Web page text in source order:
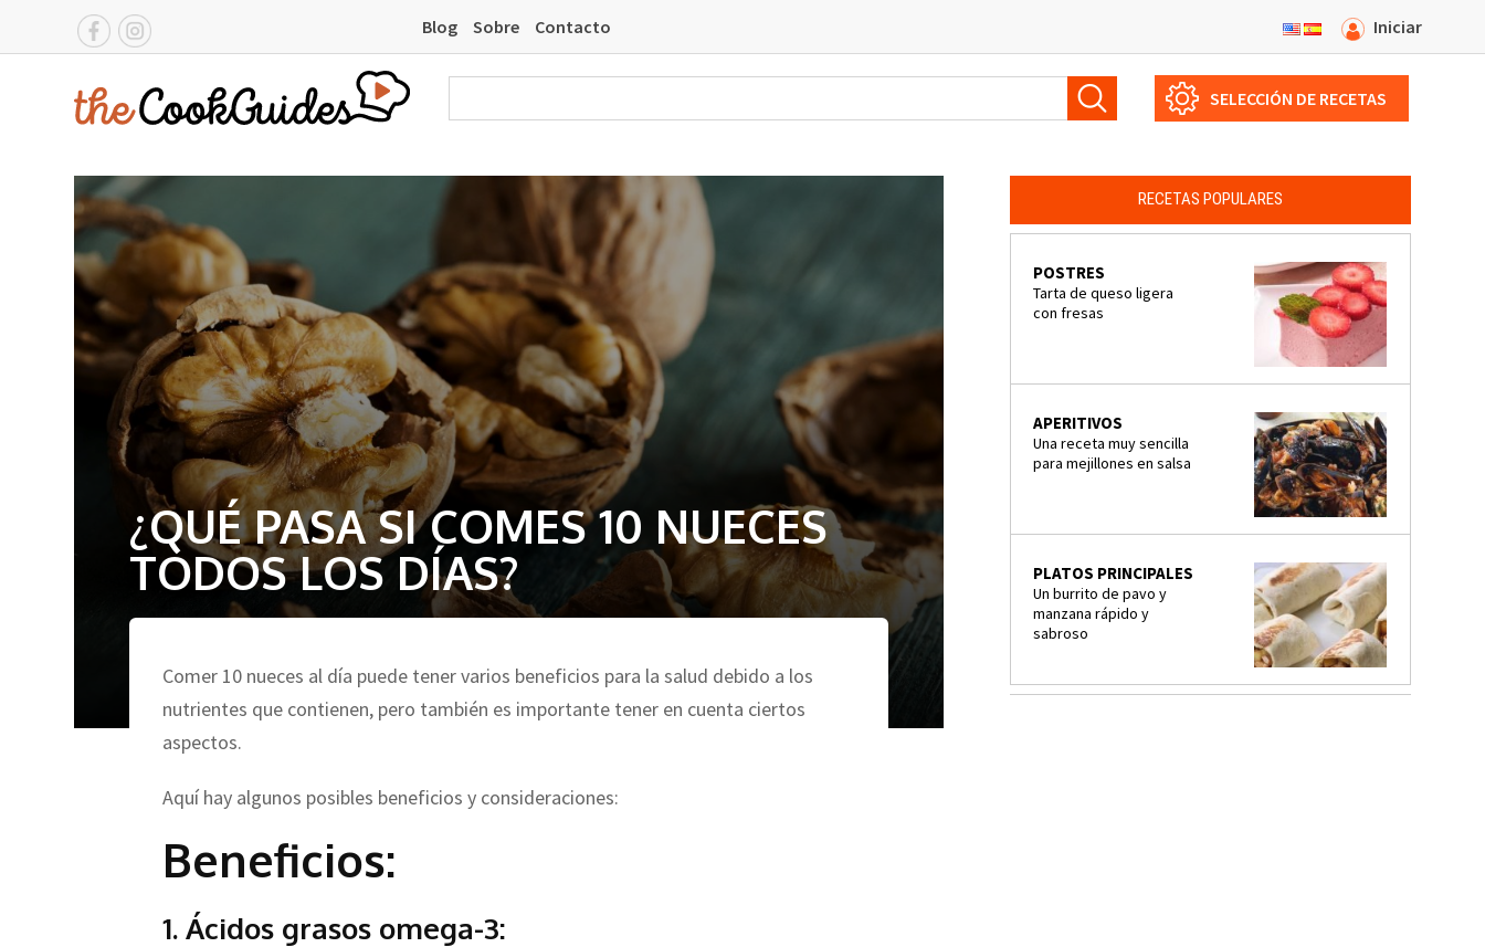
Blog Sobre Contacto Iniciar
SELECCIÓN DE RECETAS
¿QUÉ PASA SI COMES 10 NUECES
TODOS LOS DÍAS?
Comer 10 nueces al día puede tener varios beneficios para la salud debido a los
nutrientes que contienen, pero también es importante tener en cuenta ciertos
aspectos.
Aquí hay algunos posibles beneficios y consideraciones:
Beneficios:
1. Ácidos grasos omega-3:
RECETAS POPULARES
POSTRES
Tarta de queso ligera
con fresas
APERITIVOS
Una receta muy sencilla
para mejillones en salsa
PLATOS PRINCIPALES
Un burrito de pavo y
manzana rápido y
sabroso